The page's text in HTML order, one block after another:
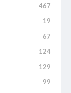
467
19
67
124
129
99